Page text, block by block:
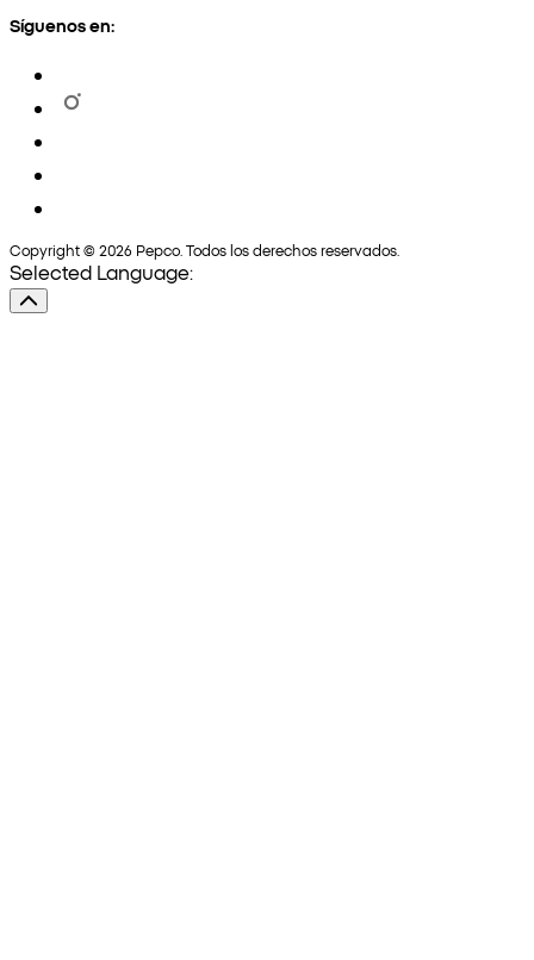
Síguenos en:
Copyright © 2026 Pepco. Todos los derechos reservados.
Selected Language: